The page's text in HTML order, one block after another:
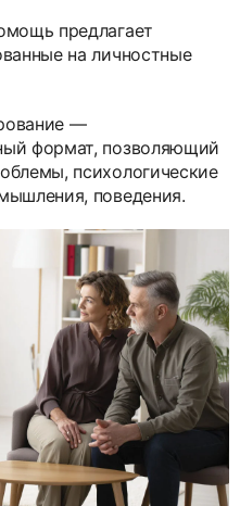
предлагает
на личностные
—
формат, позволяющий
психологические
поведения.